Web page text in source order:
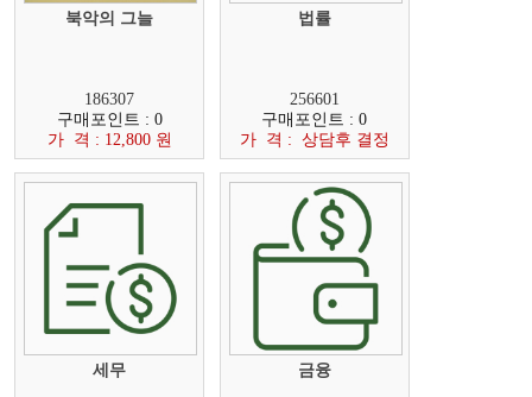
북악의 그늘
186307
구매포인트 : 0
가 격 : 12,800 원
법률
256601
구매포인트 : 0
가 격 : 상담후 결정
세무 금융